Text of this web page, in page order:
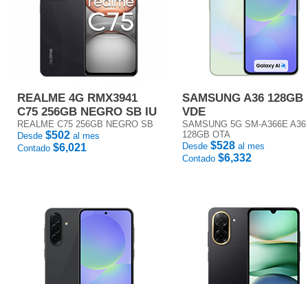
REALME 4G RMX3941
C75 256GB NEGRO SB IU
REALME C75 256GB NEGRO SB
Desde $502 al mes
Contado $6,021
SAMSUNG A36 128GB
VDE
SAMSUNG 5G SM-A366E A36
128GB OTA
Desde $528 al mes
Contado $6,332